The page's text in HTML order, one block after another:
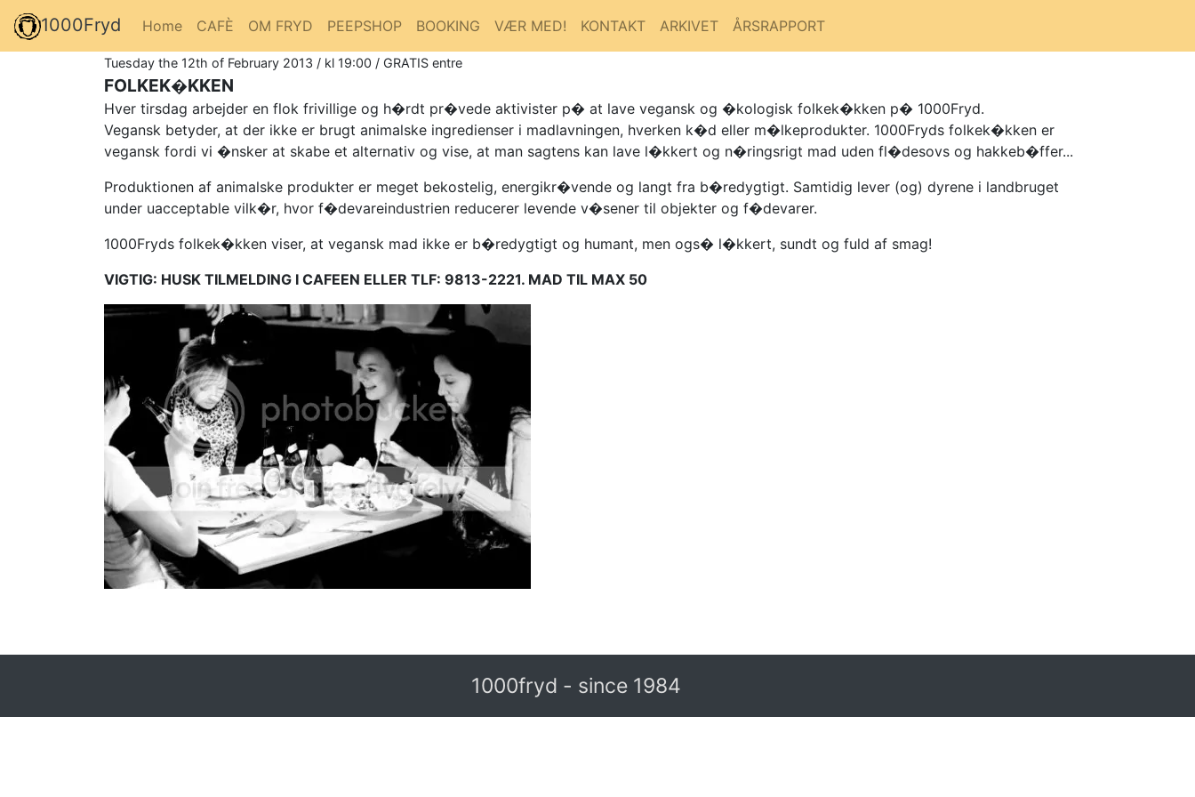
1000Fryd Home CAFÈ OM FRYD PEEPSHOP BOOKING VÆR MED! KONTAKT ARKIVET ÅRSRAPPORT
Tuesday the 12th of February 2013 / kl 19:00 / GRATIS entre
FOLKEK�KKEN
Hver tirsdag arbejder en flok frivillige og h�rdt pr�vede aktivister p� at lave vegansk og �kologisk folkek�kken p� 1000Fryd.
Vegansk betyder, at der ikke er brugt animalske ingredienser i madlavningen, hverken k�d eller m�lkeprodukter. 1000Fryds folkek�kken er
vegansk fordi vi �nsker at skabe et alternativ og vise, at man sagtens kan lave l�kkert og n�ringsrigt mad uden fl�desovs og hakkeb�ffer...
Produktionen af animalske produkter er meget bekostelig, energikr�vende og langt fra b�redygtigt. Samtidig lever (og) dyrene i landbruget
under uacceptable vilk�r, hvor f�devareindustrien reducerer levende v�sener til objekter og f�devarer.
1000Fryds folkek�kken viser, at vegansk mad ikke er b�redygtigt og humant, men ogs� l�kkert, sundt og fuld af smag!
VIGTIG: HUSK TILMELDING I CAFEEN ELLER TLF: 9813-2221. MAD TIL MAX 50
1000fryd - since 1984